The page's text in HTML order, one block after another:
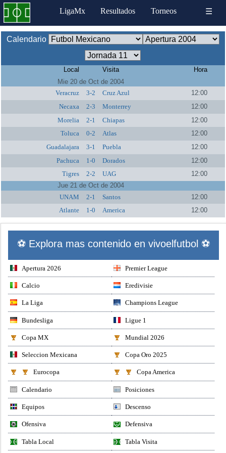
LigaMx Resultados Torneos ☰
Calendario
Local Visita
Hora
Mie 20 de Oct de 2004
Veracruz
3-2 Cruz Azul
12:00
Necaxa
2-3 Monterrey
12:00
Morelia
2-1 Chiapas
12:00
Toluca
0-2 Atlas
12:00
Guadalajara
3-1 Puebla
12:00
Pachuca
1-0 Dorados
12:00
Tigres
2-2 UAG
12:00
Jue 21 de Oct de 2004
UNAM
2-1 Santos
12:00
Atlante
1-0 America 12:00
⚽ Explora mas contenido en vivoelfutbol ⚽
Apertura 2026 Premier League
Calcio Eredivisie
La Liga Champions League
Bundesliga Ligue 1
Copa MX Mundial 2026
Seleccion Mexicana Copa Oro 2025
Eurocopa Copa America
Calendario Posiciones
Equipos Descenso
Ofensiva Defensiva
Tabla Local Tabla Visita